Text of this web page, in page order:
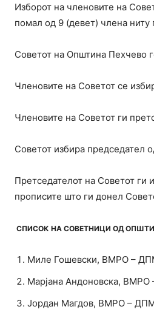
Изборот на членовите на
помал од 9 (девет) члена
Советот на Општина Пехчево
Членовите на Советот се
Членовите на Советот ги
Советот избира председател
Претседателот на Советот ги
прописите што ги донел
СПИСОК НА СОВЕТНИЦИ ОД
Миле Гошевски, ВМРО –
Марјана Андоновска, ВМРО
Јордан Магдов, ВМРО –